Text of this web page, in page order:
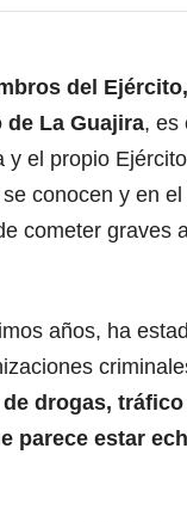
del
La Guajira, es
el propio
conocen y en
cometer graves
años, ha
drogas, tráfico
parece estar